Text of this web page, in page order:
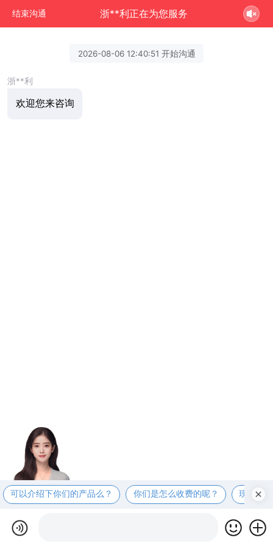
结束沟通 浙**利正在为您服务
2026-08-06 12:40:51 开始沟通
浙**利
欢迎您来咨询
可以介绍下你们的产品么？ 你们是怎么收费的呢？ 现在有